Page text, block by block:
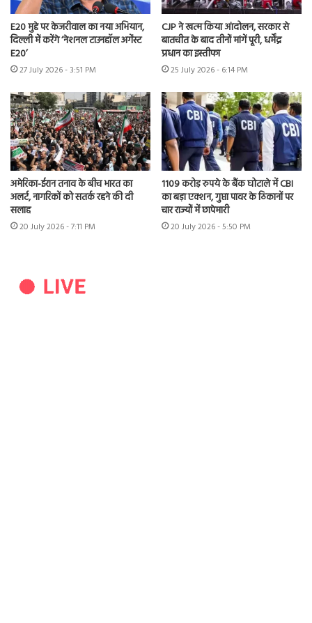
E20 मुद्दे पर केजरीवाल का नया अभियान,
दिल्ली में करेंगे ‘नेशनल टाउनहॉल अगेंस्ट
E20’
27 July 2026 - 3:51 PM
CJP ने खत्म किया आंदोलन, सरकार से
बातचीत के बाद तीनों मांगें पूरी, धर्मेंद्र
प्रधान का इस्तीफा
25 July 2026 - 6:14 PM
अमेरिका-ईरान तनाव के बीच भारत का
अलर्ट, नागरिकों को सतर्क रहने की दी
सलाह
20 July 2026 - 7:11 PM
1109 करोड़ रुपये के बैंक घोटाले में CBI
का बड़ा एक्शन, गुप्ता पावर के ठिकानों पर
चार राज्यों में छापेमारी
20 July 2026 - 5:50 PM